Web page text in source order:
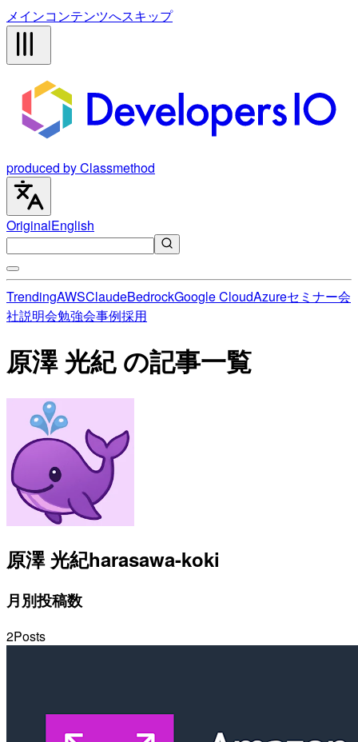
メインコンテンツへスキップ
produced by Classmethod
OriginalEnglish
TrendingAWSClaudeBedrockGoogle CloudAzureセミナー会
社説明会勉強会事例採用
原澤 光紀 の記事一覧
原澤 光紀harasawa-koki
月別投稿数
2Posts